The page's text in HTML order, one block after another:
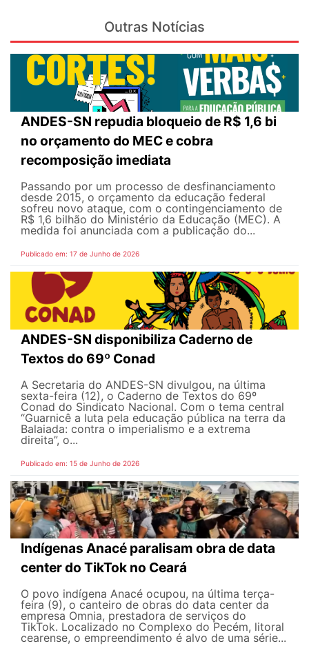
Outras Notícias
ANDES-SN repudia bloqueio de R$ 1,6 bi
no orçamento do MEC e cobra
recomposição imediata
Passando por um processo de desfinanciamento
desde 2015, o orçamento da educação federal
sofreu novo ataque, com o contingenciamento de
R$ 1,6 bilhão do Ministério da Educação (MEC). A
medida foi anunciada com a publicação do...
Publicado em: 17 de Junho de 2026
ANDES-SN disponibiliza Caderno de
Textos do 69º Conad
A Secretaria do ANDES-SN divulgou, na última
sexta-feira (12), o Caderno de Textos do 69º
Conad do Sindicato Nacional. Com o tema central
“Guarnicê a luta pela educação pública na terra da
Balaiada: contra o imperialismo e a extrema
direita”, o...
Publicado em: 15 de Junho de 2026
Indígenas Anacé paralisam obra de data
center do TikTok no Ceará
O povo indígena Anacé ocupou, na última terça-
feira (9), o canteiro de obras do data center da
empresa Omnia, prestadora de serviços do
TikTok. Localizado no Complexo do Pecém, litoral
cearense, o empreendimento é alvo de uma série...